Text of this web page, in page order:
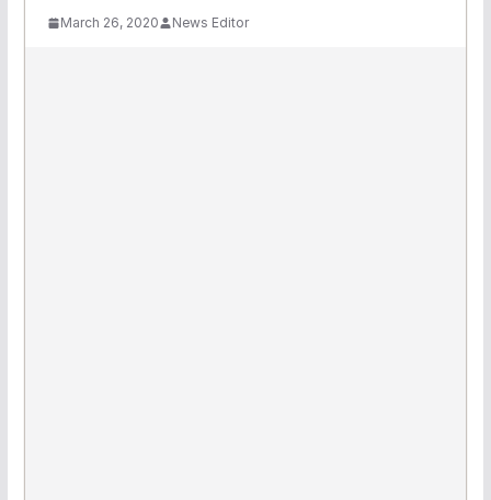
March 26, 2020 News Editor